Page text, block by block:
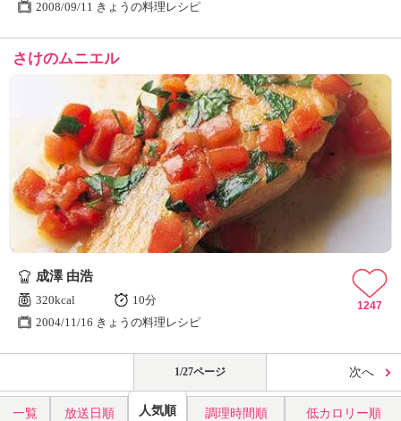
2008/09/11 きょうの料理レシピ
さけのムニエル
成澤 由浩
320kcal
10分
2004/11/16 きょうの料理レシピ
1247
1/27ページ 次へ
一覧 放送日順 人気順 調理時間順 低カロリー順